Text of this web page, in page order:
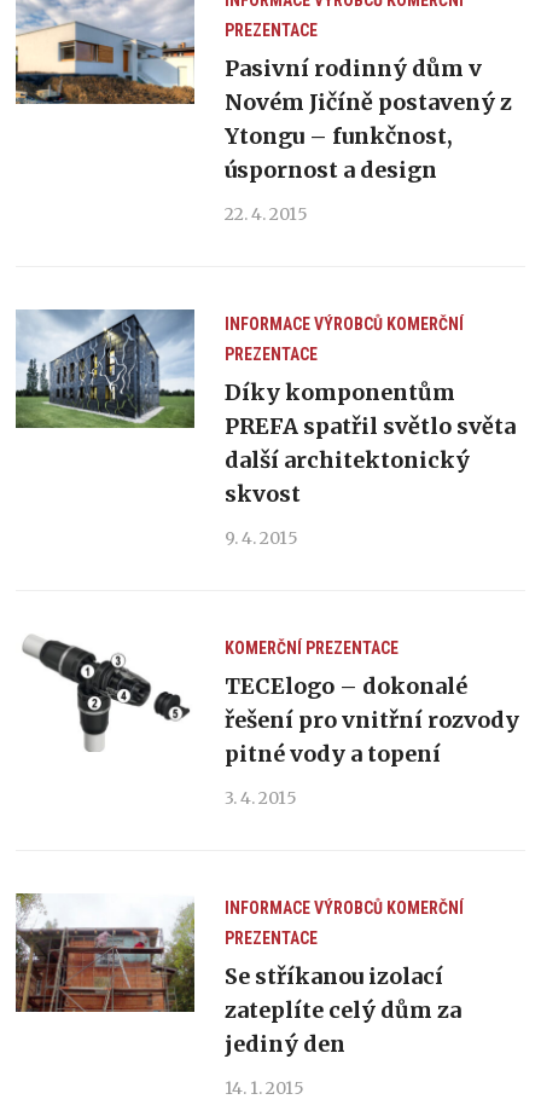
PREZENTACE
Pasivní rodinný dům v
Novém Jičíně postavený z
Ytongu – funkčnost,
úspornost a design
22. 4. 2015
INFORMACE VÝROBCŮ KOMERČNÍ
PREZENTACE
Díky komponentům
PREFA spatřil světlo světa
další architektonický
skvost
9. 4. 2015
KOMERČNÍ PREZENTACE
TECElogo – dokonalé
řešení pro vnitřní rozvody
pitné vody a topení
3. 4. 2015
INFORMACE VÝROBCŮ KOMERČNÍ
PREZENTACE
Se stříkanou izolací
zateplíte celý dům za
jediný den
14. 1. 2015